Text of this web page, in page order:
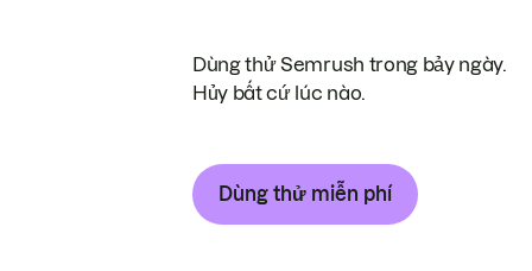
Dùng thử Semrush trong bảy ngày.
Hủy bất cứ lúc nào.
Dùng thử miễn phí